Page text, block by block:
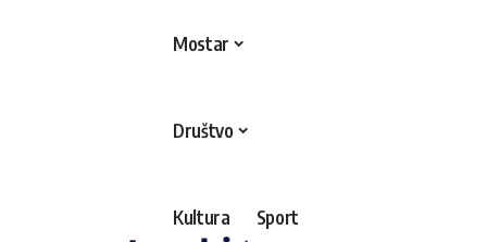
Mostar
Društvo
Kultura Sport